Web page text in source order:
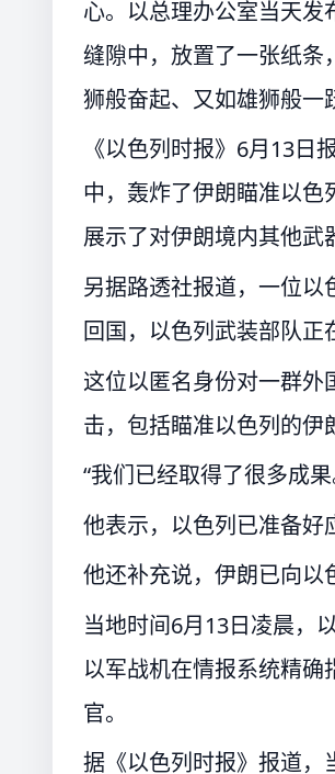
心。以总理办公室当天
缝隙中，放置了一张纸条
狮般奋起、又如雄狮般一
《以色列时报》6月13
中，轰炸了伊朗瞄准以色
展示了对伊朗境内其他武
另据路透社报道，一位
回国，以色列武装部队正
这位以匿名身份对一群
击，包括瞄准以色列的伊
“我们已经取得了很多成果
他表示，以色列已准备好
他还补充说，伊朗已向以
当地时间6月13日凌晨，
以军战机在情报系统精
官。
据《以色列时报》报道，